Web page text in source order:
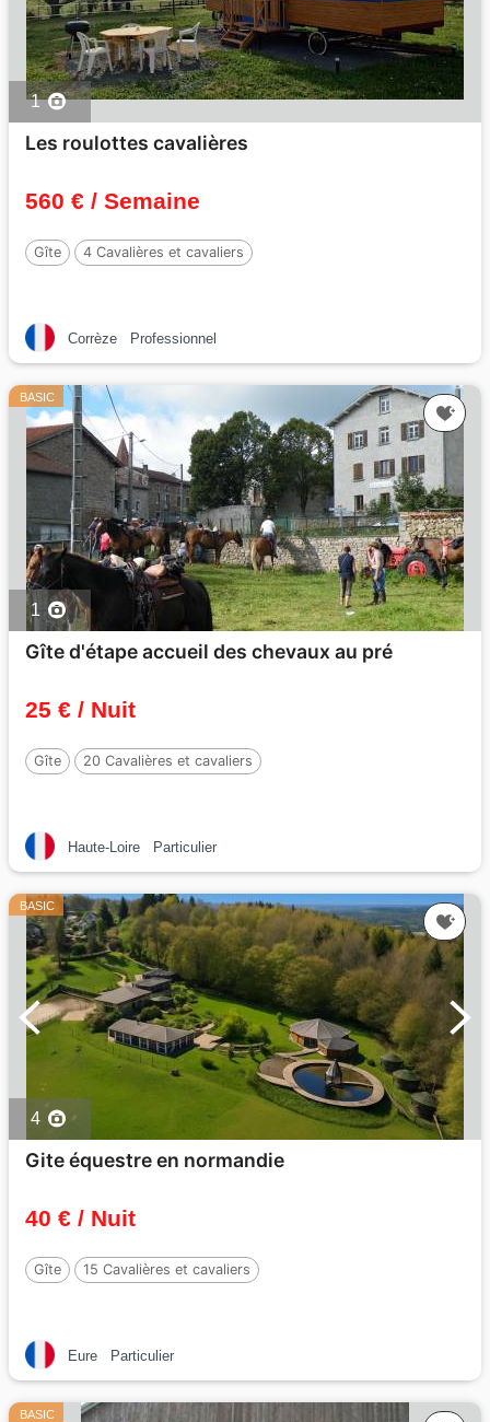
1
Les roulottes cavalières
560 € / Semaine
Gîte 4 Cavalières et cavaliers
Corrèze Professionnel
BASIC
1
Gîte d'étape accueil des chevaux au pré
25 € / Nuit
Gîte 20 Cavalières et cavaliers
Haute-Loire Particulier
BASIC
4
Gite équestre en normandie
40 € / Nuit
Gîte 15 Cavalières et cavaliers
Eure Particulier
BASIC